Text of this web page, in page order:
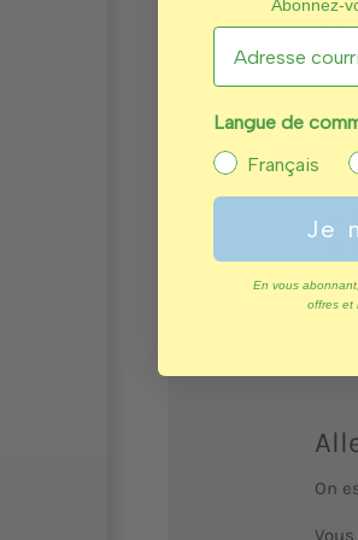
le,
On
Abonnez-
Langue de
Français
Je
En vous
offres et